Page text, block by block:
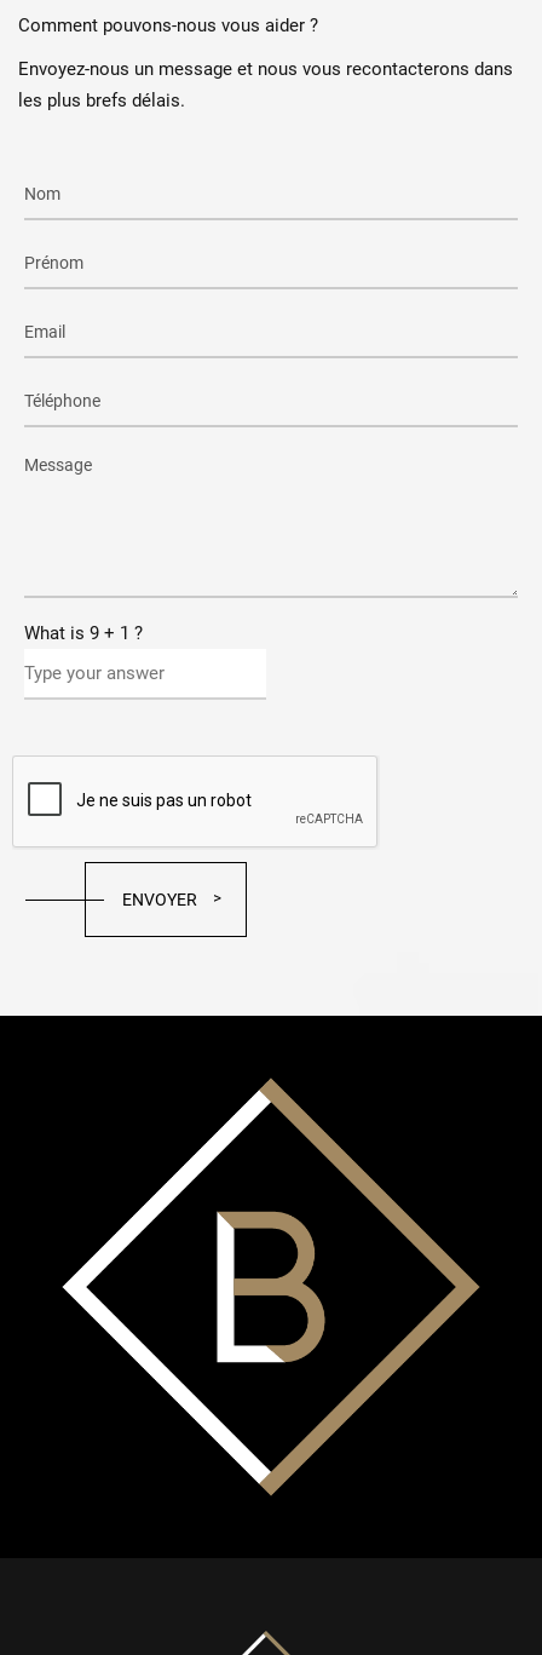
Comment pouvons-nous vous aider ?
Envoyez-nous un message et nous vous recontacterons dans
les plus brefs délais.
What is 9 + 1 ?